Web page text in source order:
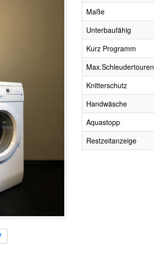
Maße
Unterbaufähig
Kurz Programm
Max.Schleudertouren
Knitterschutz
Handwäsche
Aquastopp
Restzeitanzeige